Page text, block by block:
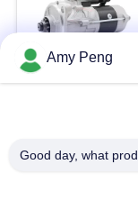
Amy Peng
Good day, what